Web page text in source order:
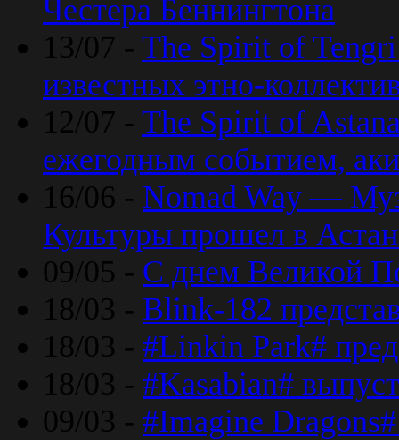
Честера Беннингтона
13/07 - The Spirit of Tengri
известных этно-
12/07 - The Spirit of
ежегодным событием,
16/06 - Nomad Way —
Культуры прошел в
09/05 - С днем Великой
18/03 - Blink-182
18/03 - #Linkin Park#
18/03 - #Kasabian#
09/03 - #Imagine